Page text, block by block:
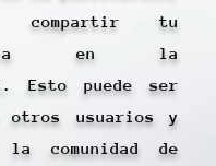
compartir tu
en la
Esto puede ser
usuarios y
comunidad de